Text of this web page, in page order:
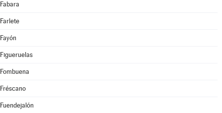
Fabara
Farlete
Fayón
Figueruelas
Fombuena
Fréscano
Fuendejalón